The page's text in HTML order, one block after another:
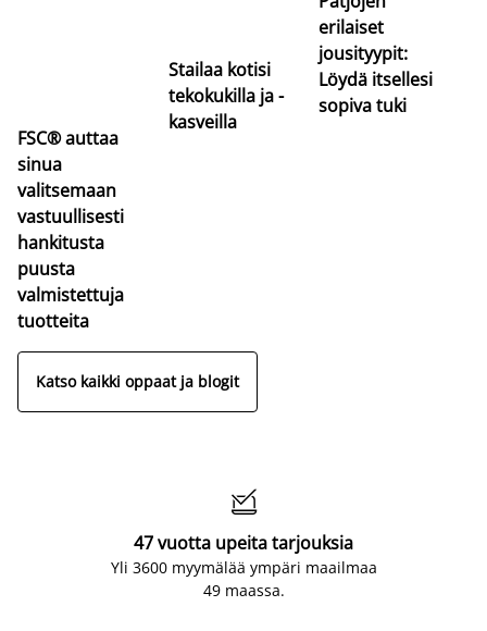
FSC® auttaa
sinua
valitsemaan
vastuullisesti
hankitusta
puusta
valmistettuja
tuotteita
Stailaa kotisi
tekokukilla ja -
kasveilla
erilaiset
jousityypit:
Löydä itsellesi
sopiva tuki
Katso kaikki oppaat ja blogit

47 vuotta upeita tarjouksia
Yli 3600 myymälää ympäri maailmaa
49 maassa.